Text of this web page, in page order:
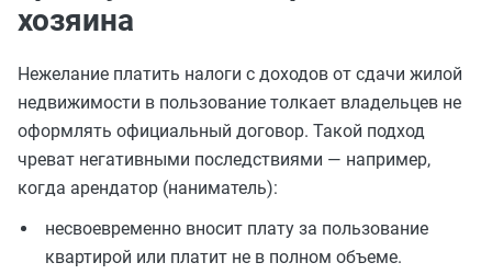
хозяина
Нежелание платить налоги с доходов от сдачи жилой
недвижимости в пользование толкает владельцев не
оформлять официальный договор. Такой подход
чреват негативными последствиями — например,
когда арендатор (наниматель):
несвоевременно вносит плату за пользование
квартирой или платит не в полном объеме.